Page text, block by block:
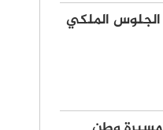
الجلوس الملكي